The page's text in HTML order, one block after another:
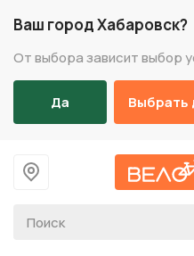
Ваш город Хабаровск?
От выбора зависит выбор
Да Выбрать